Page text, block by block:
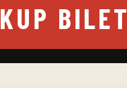
KUP BILET